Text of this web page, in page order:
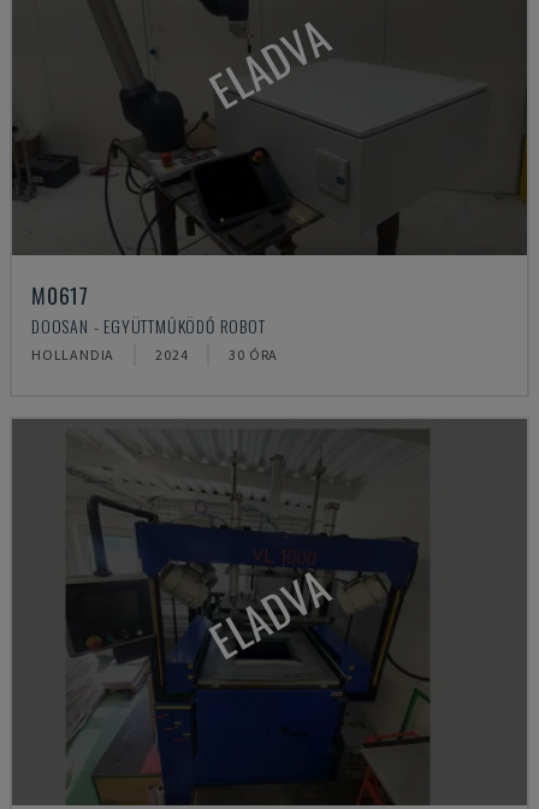
ELADVA
M0617
DOOSAN - EGYÜTTMŰKÖDŐ ROBOT
HOLLANDIA 2024 30 ÓRA
ELADVA